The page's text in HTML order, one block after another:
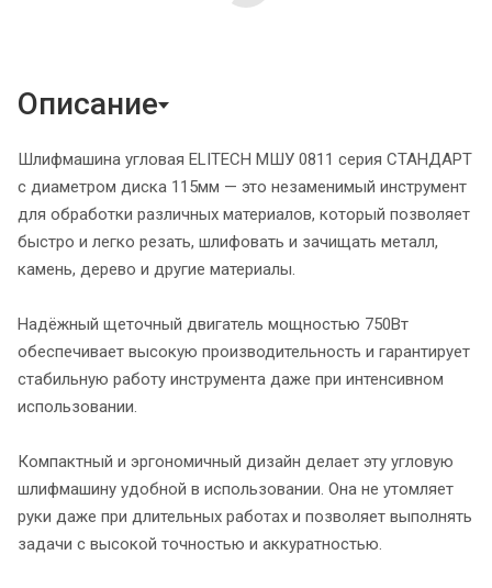
Описание
Шлифмашина угловая ELITECH МШУ 0811 серия СТАНДАРТ
с диаметром диска 115мм — это незаменимый инструмент
для обработки различных материалов, который позволяет
быстро и легко резать, шлифовать и зачищать металл,
камень, дерево и другие материалы.
Надёжный щеточный двигатель мощностью 750Вт
обеспечивает высокую производительность и гарантирует
стабильную работу инструмента даже при интенсивном
использовании.
Компактный и эргономичный дизайн делает эту угловую
шлифмашину удобной в использовании. Она не утомляет
руки даже при длительных работах и позволяет выполнять
задачи с высокой точностью и аккуратностью.